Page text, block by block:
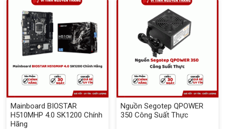
Mainboard BIOSTAR
H510MHP 4.0 SK1200 Chính
Hãng
Nguồn Segotep QPOWER
350 Công Suất Thực